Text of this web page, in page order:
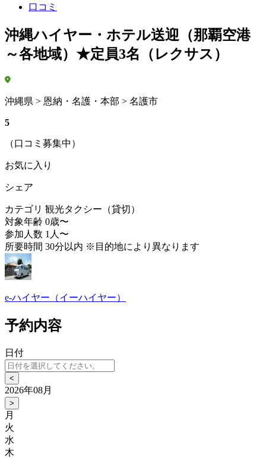
口コミ
沖縄ハイヤー・ホテル送迎（那覇空港
～各地域）★定員3名（レクサス）
沖縄県 > 恩納・名護・本部 > 名護市
5
（口コミ募集中）
お気に入り
シェア
カテゴリ 観光タクシー（貸切）
対象年齢 0歳〜
参加人数 1人〜
所要時間 30分以内 ※目的地により異なります
e-ハイヤー（イーハイヤー）
予約内容
日付
<
2026年08月
>
月
火
水
木